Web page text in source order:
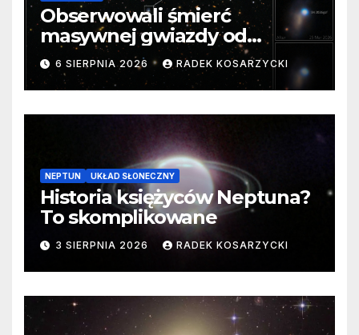
Obserwowali śmierć
masywnej gwiazdy od
samego początku. Niezwykle
cenne dane
6 SIERPNIA 2026 RADEK KOSARZYCKI
NEPTUN UKŁAD SŁONECZNY
Historia księżyców Neptuna?
To skomplikowane
3 SIERPNIA 2026 RADEK KOSARZYCKI